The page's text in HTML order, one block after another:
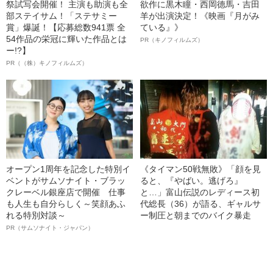
祭試写会開催！ 主演も助演も全
部ステイサム！「ステサミー
賞」爆誕！【応募総数941票 全
54作品の栄冠に輝いた作品とは
ー!?】
PR（（株）キノフィルムズ）
欲作に黒木瞳・西岡德馬・吉田
羊が出演決定！《映画『月がみ
ている』》
PR（キノフィルムズ）
オープン1周年を記念した特別イ
ベントがサムソナイト・ブラッ
クレーベル銀座店で開催 仕事
も人生も自分らしく～笑顔あふ
れる特別対談～
PR（サムソナイト・ジャパン）
《タイマン50戦無敗》「顔を見
ると、『やばい。逃げろ』
と…」富山伝説のレディース初
代総長（36）が語る、ギャルサ
ー制圧と朝までのバイク暴走